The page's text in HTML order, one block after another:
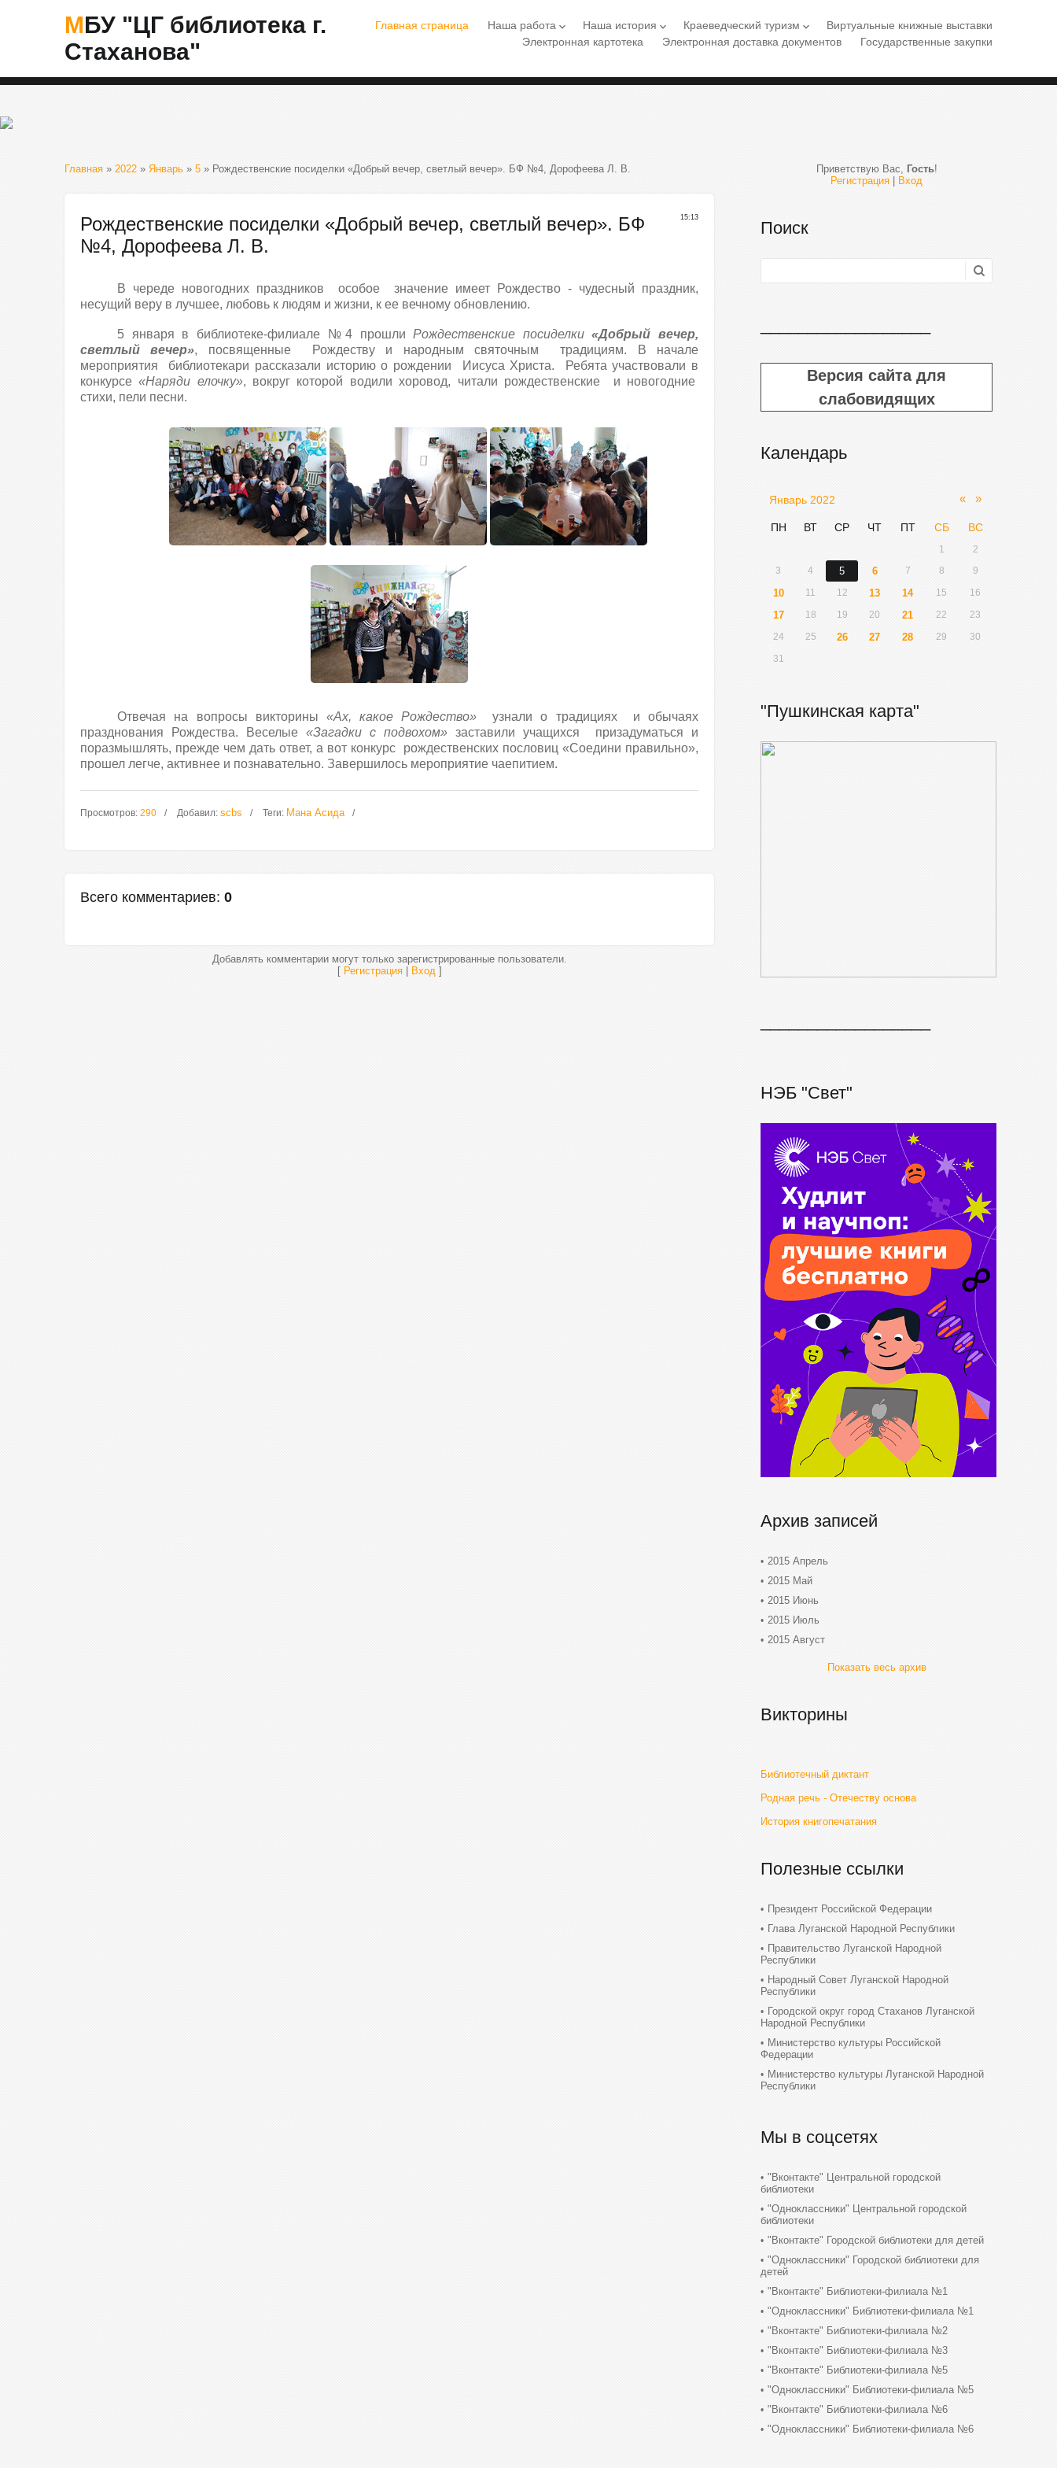
МБУ "ЦГ библиотека г.
Стаханова"
Главная страница Наша работа keyboard_arrow_down Наша история keyboard_arrow_down Краеведческий туризм keyboard_arrow_down
Виртуальные книжные выставки
Электронная картотека
Электронная доставка документов Государственные закупки
Главная » 2022 » Январь » 5 » Рождественские посиделки «Добрый вечер, светлый вечер». БФ №4, Дорофеева Л. В.
15:13
Рождественские посиделки «Добрый вечер, светлый вечер». БФ
№4, Дорофеева Л. В.
В череде новогодних праздников особое значение имеет Рождество - чудесный праздник,
несущий веру в лучшее, любовь к людям и жизни, к ее вечному обновлению.
5 января в библиотеке-филиале №4 прошлиРождественские посиделки«Добрый вечер,
светлый вечер», посвященные Рождеству и народным святочным традициям. В начале
мероприятия библиотекари рассказали историю о рождении Иисуса Христа. Ребята участвовали в
конкурсе«Наряди елочку», вокруг которой водили хоровод, читали рождественские и новогодние
стихи, пели песни.
Отвечая на вопросы викторины «Ах, какое Рождество» узнали о традициях и обычаях
празднования Рождества. Веселые «Загадки с подвохом» заставили учащихся призадуматься и
поразмышлять, прежде чем дать ответ, а вот конкурс рождественских пословиц «Соедини правильно»,
прошел легче, активнее и познавательно. Завершилось мероприятие чаепитием.
Просмотров: 290 Добавил: scbs Теги: Мана Асида
Всего комментариев: 0
Добавлять комментарии могут только зарегистрированные пользователи.
[ Регистрация| Вход]
Приветствую Вас, Гость!
Регистрация
Вход
Поиск
Версия сайта для
слабовидящих
Календарь
«
Январь 2022 »
ПН ВТ СР ЧТ ПТ СБ ВС
1
2
3
4 5 6 7 8 9
10 11 12 13 14 15 16
17 18 19 20 21 22
23
24
25 26 27 28 29
30
31
"Пушкинская карта"
НЭБ "Свет"
Архив записей
2015 Апрель
2015 Май
2015 Июнь
2015 Июль
2015 Август
Показать весь архив
Викторины
Библиотечный диктант
Родная речь - Отечеству основа
История книгопечатания
Полезные ссылки
Президент Российской Федерации
Глава Луганской Народной Республики
Правительство Луганской Народной
Республики
Народный Совет Луганской Народной
Республики
Городской округ город Стаханов Луганской
Народной Республики
Министерство культуры Российской
Федерации
Министерство культуры Луганской Народной
Республики
Мы в соцсетях
"Вконтакте" Центральной городской
библиотеки
"Одноклассники" Центральной городской
библиотеки
"Вконтакте" Городской библиотеки для детей
"Одноклассники" Городской библиотеки для
детей
"Вконтакте" Библиотеки-филиала №1
"Одноклассники" Библиотеки-филиала №1
"Вконтакте" Библиотеки-филиала №2
"Вконтакте" Библиотеки-филиала №3
"Вконтакте" Библиотеки-филиала №5
"Одноклассники" Библиотеки-филиала №5
"Вконтакте" Библиотеки-филиала №6
"Одноклассники" Библиотеки-филиала №6